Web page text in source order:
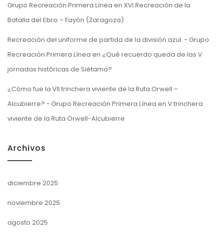
Grupo Recreación Primera Línea en XVI Recreación de la
Batalla del Ebro – Fayón (Zaragoza)
Recreación del uniforme de partida de la división azul. - Grupo
Recreación Primera Línea en ¿Qué recuerdo queda de las V
jornadas históricas de Siétamo?
¿Cómo fue la VII trinchera viviente de la Ruta Orwell –
Alcubierre? - Grupo Recreación Primera Línea en V trinchera
viviente de la Ruta Orwell-Alcubierre
Archivos
diciembre 2025
noviembre 2025
agosto 2025